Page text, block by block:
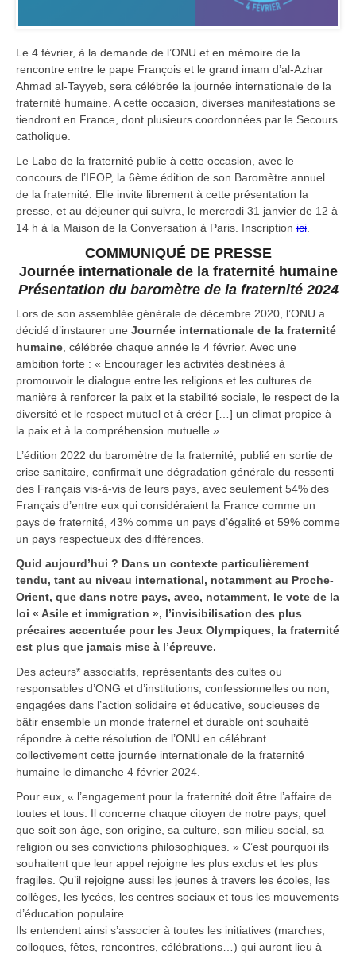
Le 4 février, à la demande de l’ONU et en mémoire de la
rencontre entre le pape François et le grand imam d’al-Azhar
Ahmad al-Tayyeb, sera célébrée la journée internationale de la
fraternité humaine. A cette occasion, diverses manifestations se
tiendront en France, dont plusieurs coordonnées par le Secours
catholique.
Le Labo de la fraternité publie à cette occasion, avec le
concours de l’IFOP, la 6ème édition de son Baromètre annuel
de la fraternité. Elle invite librement à cette présentation la
presse, et au déjeuner qui suivra, le mercredi 31 janvier de 12 à
14 h à la Maison de la Conversation à Paris. Inscription ici
COMMUNIQUÉ DE PRESSE
Journée internationale de la fraternité humaine
Présentation du baromètre de la fraternité 2024
Lors de son assemblée générale de décembre 2020, l’ONU a
décidé d’instaurer une Journée internationale de la fraternité
humaine , célébrée chaque année le 4 février. Avec une
ambition forte : « Encourager les activités destinées à
promouvoir le dialogue entre les religions et les cultures de
manière à renforcer la paix et la stabilité sociale, le respect de la
diversité et le respect mutuel et à créer […] un climat propice à
la paix et à la compréhension mutuelle ».
L’édition 2022 du baromètre de la fraternité, publié en sortie de
crise sanitaire, confirmait une dégradation générale du ressenti
des Français vis-à-vis de leurs pays, avec seulement 54% des
Français d’entre eux qui considéraient la France comme un
pays de fraternité, 43% comme un pays d’égalité et 59% comme
un pays respectueux des différences.
Quid aujourd’hui ? Dans un contexte particulièrement
tendu, tant au niveau international, notamment au Proche-
Orient, que dans notre pays, avec, notamment, le vote de la
loi « Asile et immigration », l’invisibilisation des plus
précaires accentuée pour les Jeux Olympiques, la fraternité
est plus que jamais mise à l’épreuve.
Des acteurs* associatifs, représentants des cultes ou
responsables d’ONG et d’institutions, confessionnelles ou non,
engagées dans l’action solidaire et éducative, soucieuses de
bâtir ensemble un monde fraternel et durable ont souhaité
répondre à cette résolution de l’ONU en célébrant
collectivement cette journée internationale de la fraternité
humaine le dimanche 4 février 2024.
Pour eux, « l’engagement pour la fraternité doit être l’affaire de
toutes et tous. Il concerne chaque citoyen de notre pays, quel
que soit son âge, son origine, sa culture, son milieu social, sa
religion ou ses convictions philosophiques. » C’est pourquoi ils
souhaitent que leur appel rejoigne les plus exclus et les plus
fragiles. Qu’il rejoigne aussi les jeunes à travers les écoles, les
collèges, les lycées, les centres sociaux et tous les mouvements
d’éducation populaire.
Ils entendent ainsi s’associer à toutes les initiatives (marches,
colloques, fêtes, rencontres, célébrations…) qui auront lieu à